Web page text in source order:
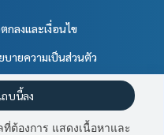
กลงและเงื่อนไข
บายความเป็นส่วนตัว
วกับเรา
ารฝากขาย-เช่า
ต้องการ แสดงเนื้อหาและ
บนี้ลง